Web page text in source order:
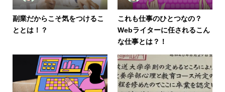
副業だからこそ気をつけるこ
ととは！？
これも仕事のひとつなの？
Webライターに任されるこん
な仕事とは？！